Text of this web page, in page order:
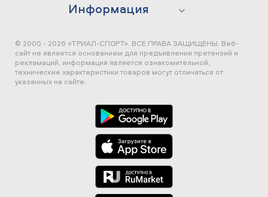
Информация
© 2000 - 2026 «ТРИАЛ-СПОРТ». ВСЕ ПРАВА ЗАЩИЩЕНЫ. Веб-
сайт не является основанием для предъявления претензий и
рекламаций, информация является ознакомительной,
технические характеристики товаров могут отличаться от
указанных на сайте.